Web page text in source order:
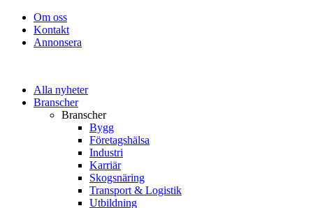
Om oss
Kontakt
Annonsera
Alla nyheter
Branscher
Branscher
Bygg
Företagshälsa
Industri
Karriär
Skogsnäring
Transport & Logistik
Utbildning